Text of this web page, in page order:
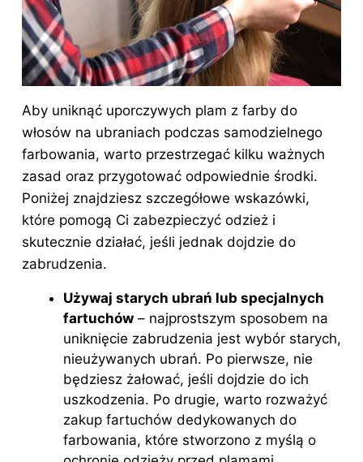
Aby uniknąć uporczywych plam z farby do
włosów na ubraniach podczas samodzielnego
farbowania, warto przestrzegać kilku ważnych
zasad oraz przygotować odpowiednie środki.
Poniżej znajdziesz szczegółowe wskazówki,
które pomogą Ci zabezpieczyć odzież i
skutecznie działać, jeśli jednak dojdzie do
zabrudzenia.
Używaj starych ubrań lub specjalnych
fartuchów – najprostszym sposobem na
uniknięcie zabrudzenia jest wybór starych,
nieużywanych ubrań. Po pierwsze, nie
będziesz żałować, jeśli dojdzie do ich
uszkodzenia. Po drugie, warto rozważyć
zakup fartuchów dedykowanych do
farbowania, które stworzono z myślą o